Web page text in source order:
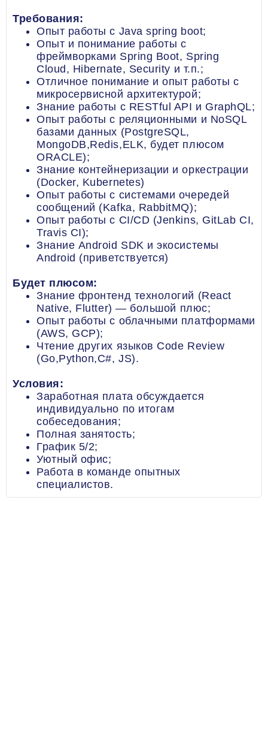
Требования:
Опыт работы с Java spring boot;
Опыт и понимание работы с
фреймворками Spring Boot, Spring
Cloud, Hibernate, Security и т.п.;
Отличное понимание и опыт работы с
микросервисной архитектурой;
Знание работы с RESTful API и GraphQL;
Опыт работы с реляционными и NoSQL
базами данных (PostgreSQL,
MongoDB,Redis,ELK, будет плюсом
ORACLE);
Знание контейнеризации и оркестрации
(Docker, Kubernetes)
Опыт работы с системами очередей
сообщений (Kafka, RabbitMQ);
Опыт работы с CI/CD (Jenkins, GitLab CI,
Travis CI);
Знание Android SDK и экосистемы
Android (приветствуется)
Будет плюсом:
Знание фронтенд технологий (React
Native, Flutter) — большой плюс;
Опыт работы с облачными платформами
(AWS, GCP);
Чтение других языков Code Review
(Go,Python,C#, JS).
Условия:
Заработная плата обсуждается
индивидуально по итогам
собеседования;
Полная занятость;
График 5/2;
Уютный офис;
Работа в команде опытных
специалистов.